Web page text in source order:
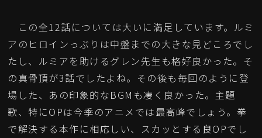
この全12話については大いに満足しています。ルミ
アのヒロインっぷりは中盤までの大きな見どころでし
たし、ルミアを助けるグレン先生も格好良かった。そ
の真骨頂が3話でしたよね。その後も毎回のように登
場した、あの印象的なBGMも凄く良かった。主題
歌、特にOPは今季のアニメでは最高峰でしょう。拳
で解決する本作に相応しい、スカッとする良OPでし